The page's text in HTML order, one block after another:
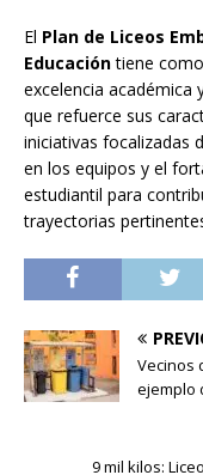
El Plan de Liceos
Educacióntiene
excelencia académica
que refuerce sus
iniciativas focalizadas
en los equipos y el
estudiantil para
trayectorias
Vecinos
ejemplo
9 mil kilos: